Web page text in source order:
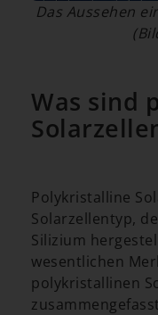
Das Aussehen
Was sind
Polykristalline
Solarzellentyp,
Silizium
wesentlichen
polykristallinen